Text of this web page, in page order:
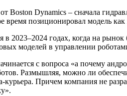
Boston Dynamics – сначала
время позиционировал модель
в 2023–2024 годах, когда на
моделей в управлении
с вопроса «а почему
Размышляя, можно ли
курьера. Причем компания не